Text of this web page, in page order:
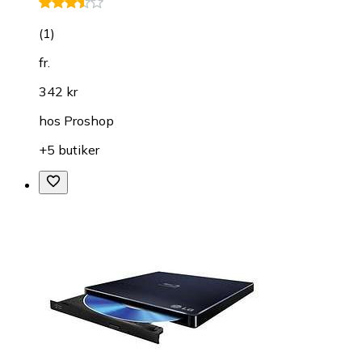
(1)
fr.
342 kr
hos Proshop
+5 butiker